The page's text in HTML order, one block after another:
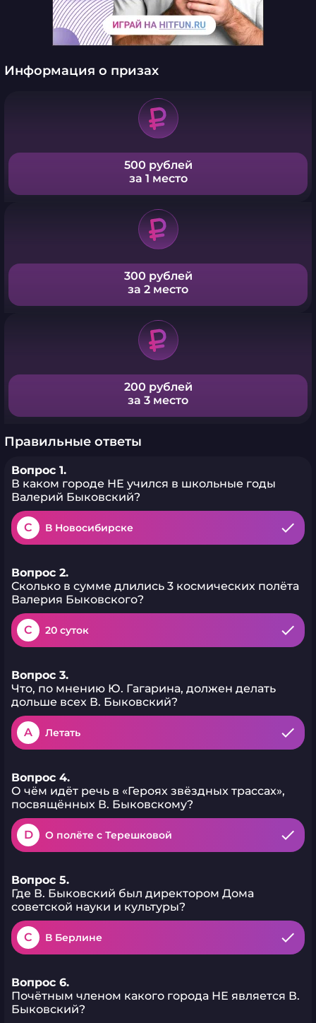
Информация о призах
500 рублей
за 1 место
300 рублей
за 2 место
200 рублей
за 3 место
Правильные ответы
Вопрос 1.
В каком городе НЕ учился в школьные годы
Валерий Быковский?
C В Новосибирске
Вопрос 2.
Сколько в сумме длились 3 космических полёта
Валерия Быковского?
C 20 суток
Вопрос 3.
Что, по мнению Ю. Гагарина, должен делать
дольше всех В. Быковский?
A Летать
Вопрос 4.
О чём идёт речь в «Героях звёздных трассах»,
посвящённых В. Быковскому?
D О полёте с Терешковой
Вопрос 5.
Где В. Быковский был директором Дома
советской науки и культуры?
C В Берлине
Вопрос 6.
Почётным членом какого города НЕ является В.
Быковский?